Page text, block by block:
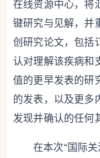
在线资源中心，将
键研究与见解，并
创研究论文，包括
认对理解该疾病和
值的更早发表的研
的发表，以及更多
发现并确认的任何
在本次“国际